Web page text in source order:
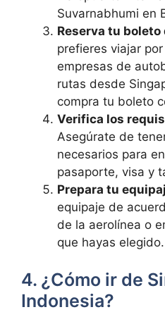
Suvarnabhumi en
Reserva tu boleto
prefieres viajar
empresas de
rutas desde
compra tu boleto
Verifica los
Asegúrate de
necesarios para
pasaporte, visa y
Prepara tu
equipaje de
de la aerolínea o
que hayas elegido.
4. ¿Cómo ir de
Indonesia?